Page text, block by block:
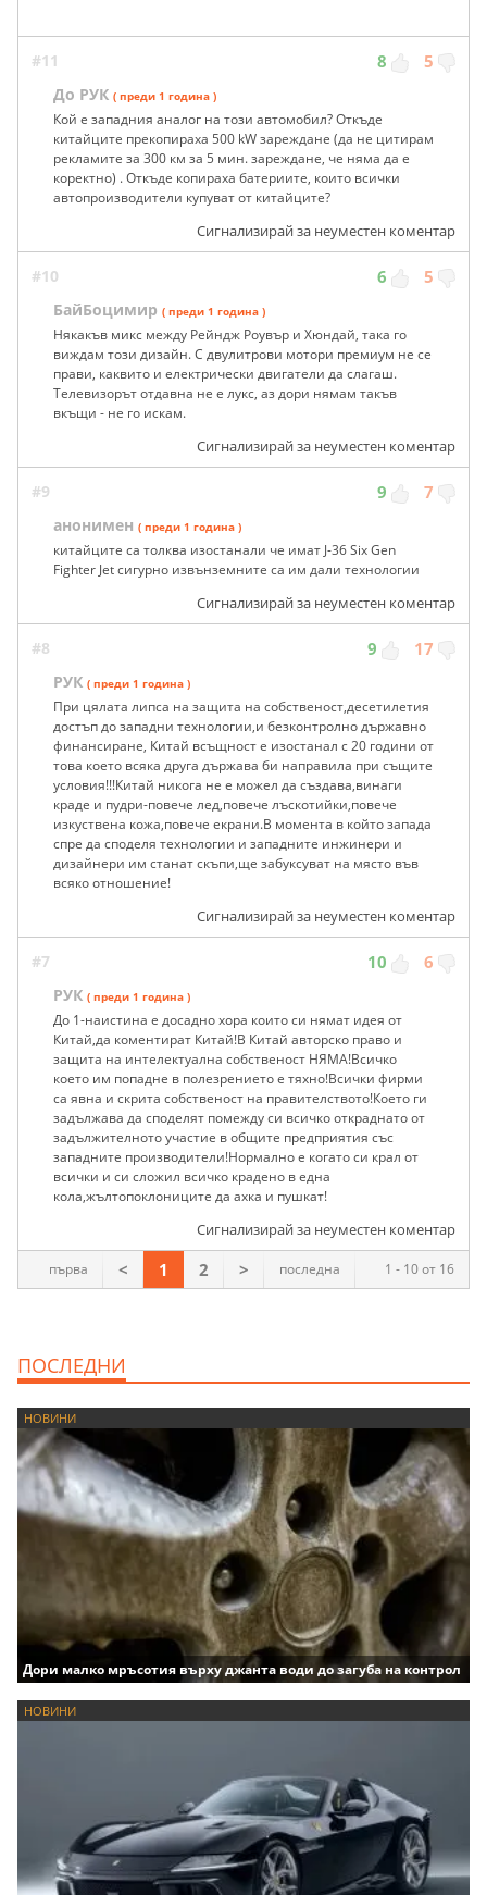
#11 8 5
До РУК ( преди 1 година )
Кой е западния аналог на този автомобил? Откъде
китайците прекопираха 500 kW зареждане (да не цитирам
рекламите за 300 км за 5 мин. зареждане, че няма да е
коректно) . Откъде копираха батериите, които всички
автопроизводители купуват от китайците?
Сигнализирай за неуместен коментар
#10 6 5
БайБоцимир ( преди 1 година )
Някакъв микс между Рейндж Роувър и Хюндай, така го
виждам този дизайн. С двулитрови мотори премиум не се
прави, каквито и електрически двигатели да слагаш.
Телевизорът отдавна не е лукс, аз дори нямам такъв
вкъщи - не го искам.
Сигнализирай за неуместен коментар
#9 9 7
анонимен ( преди 1 година )
китайците са толква изостанали че имат J-36 Six Gen
Fighter Jet сигурно извънземните са им дали технологии
Сигнализирай за неуместен коментар
#8 9 17
РУК ( преди 1 година )
При цялата липса на защита на собственост,десетилетия
достъп до западни технологии,и безконтролно държавно
финансиране, Китай всъщност е изостанал с 20 години от
това което всяка друга държава би направила при същите
условия!!!Китай никога не е можел да създава,винаги
краде и пудри-повече лед,повече лъскотийки,повече
изкуствена кожа,повече екрани.В момента в който запада
спре да споделя технологии и западните инжинери и
дизайнери им станат скъпи,ще забуксуват на място във
всяко отношение!
Сигнализирай за неуместен коментар
#7 10 6
РУК ( преди 1 година )
До 1-наистина е досадно хора които си нямат идея от
Китай,да коментират Китай!В Китай авторско право и
защита на интелектуална собственост НЯМА!Всичко
което им попадне в полезрението е тяхно!Всички фирми
са явна и скрита собственост на правителството!Което ги
задължава да споделят помежду си всичко откраднато от
задължителното участие в общите предприятия със
западните производители!Нормално е когато си крал от
всички и си сложил всичко крадено в една
кола,жълтопоклониците да ахка и пушкат!
Сигнализирай за неуместен коментар
1 - 10 от 16
първа < 1 2 > последна
ПОСЛЕДНИ
НОВИНИ
Дори малко мръсотия върху джанта води до загуба на контрол
НОВИНИ